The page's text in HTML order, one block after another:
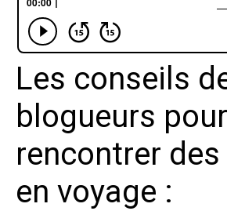
Les conseils
blogueurs pour
rencontrer des
en voyage :